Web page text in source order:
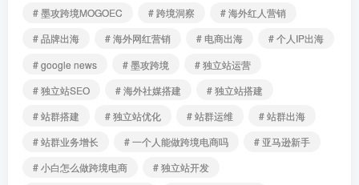
# 墨攻跨境MOGOEC
# 跨境洞察
# 海外红人营销
# 品牌出海
# 海外网红营销 # 电商出海
# 个人IP出海
# google news
# 墨攻跨境
# 独立站运营
# 独立站SEO
# 海外社媒搭建
# 独立站搭建
# 站群搭建
# 独立站优化 # 站群运维
# 站群出海
# 站群业务增长
# 一个人能做跨境电商吗
# 亚马逊新手
# 小白怎么做跨境电商
# 独立站开发